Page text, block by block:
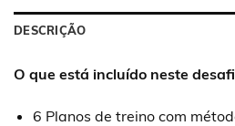
DESCRIÇÃO
O que está incluído neste
6 Planos de treino com